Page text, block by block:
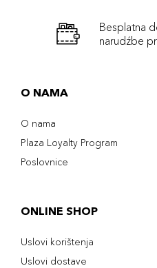
Besplatna
narudźbe
O NAMA
O nama
Plaza Loyalty Program
Poslovnice
ONLINE SHOP
Uslovi korištenja
Uslovi dostave